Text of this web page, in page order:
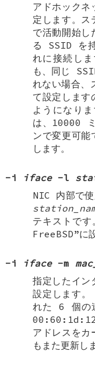
アドホックネ
定します。ス
で活動開始し
る SSID を
れに接続し
も、同じ
れない場合、
て設定します
ようになり
は、10000
ンで変更可能
します。
-i iface -l
NIC 内部で使
テキストで
FreeBSD”に
-i iface -m
指定したイン
設定します。
れた 6 個の
アドレスをカ
もまた更新し